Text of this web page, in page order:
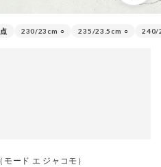
230/23cm ○ 235/23.5cm ○ 240/
（モード エ ジャコモ）